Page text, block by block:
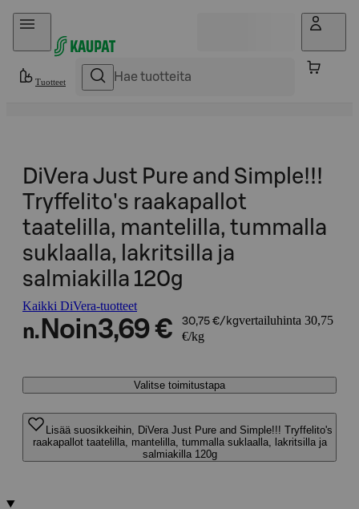
Hyppää sisältöön
Tuotteet
DiVera Just Pure and Simple!!!
Tryffelito's raakapallot
taatelilla, mantelilla, tummalla
suklaalla, lakritsilla ja
salmiakilla 120g
Kaikki DiVera-tuotteet
n. Noin3,69 € 30,75 €/kgvertailuhinta 30,75
€/kg
Valitse toimitustapa
Lisää suosikkeihin, DiVera Just Pure and Simple!!! Tryffelito's
raakapallot taatelilla, mantelilla, tummalla suklaalla, lakritsilla ja
salmiakilla 120g